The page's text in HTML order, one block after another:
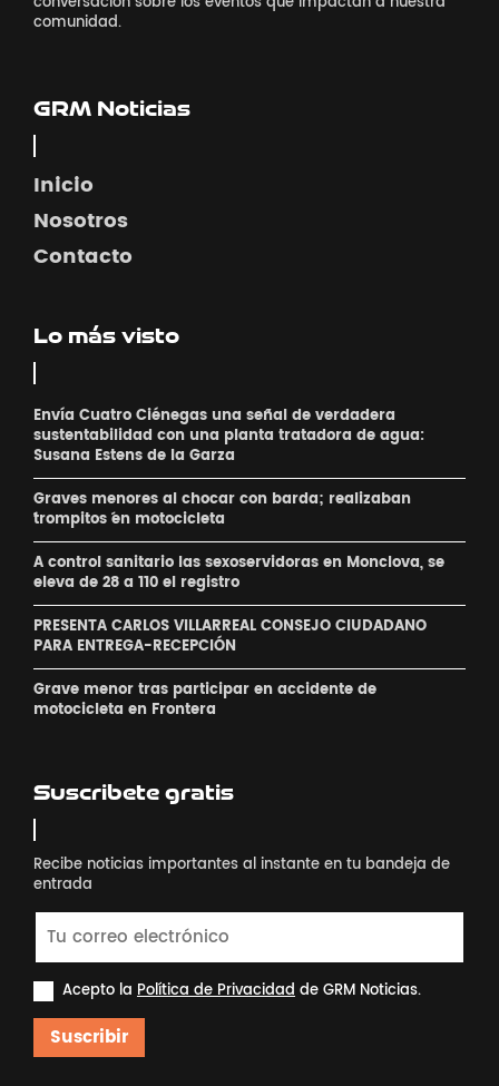
comunidad.
GRM Noticias
Inicio
Nosotros
Contacto
Lo más visto
Envía Cuatro Ciénegas una señal de verdadera
sustentabilidad con una planta tratadora de agua:
Susana Estens de la Garza
Graves menores al chocar con barda; realizaban
´trompitos ´en motocicleta
A control sanitario las sexoservidoras en Monclova, se
eleva de 28 a 110 el registro
PRESENTA CARLOS VILLARREAL CONSEJO CIUDADANO
PARA ENTREGA-RECEPCIÓN
Grave menor tras participar en accidente de
motocicleta en Frontera
Suscribete gratis
Recibe noticias importantes al instante en tu bandeja de
entrada
Acepto la Política de Privacidadde GRM Noticias.
Suscribir